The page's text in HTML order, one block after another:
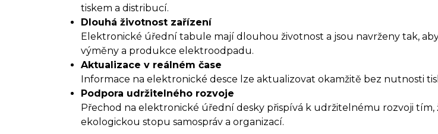
tiskem a distribucí.
Dlouhá životnost zařízení
Elektronické úřední tabule mají dlouhou životnost a jsou navrženy tak,
výměny a produkce elektroodpadu.
Aktualizace v reálném čase
Informace na elektronické desce lze aktualizovat okamžitě bez nutnosti
Podpora udržitelného rozvoje
Přechod na elektronické úřední desky přispívá k udržitelnému rozvoji
ekologickou stopu samospráv a organizací.